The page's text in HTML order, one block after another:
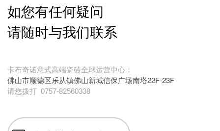
如您有任何疑问
请随时与我们联系
卡布奇诺意式高端瓷砖全球运营中心：
佛山市顺德区乐从镇佛山新城信保广场南塔22F-23F
请您拨打 0757-82560338